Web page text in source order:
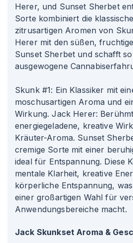
Herer, und Sunset Sherbet
Sorte kombiniert die
zitrusartigen Aromen von
Herer mit den süßen,
Sunset Sherbet und schafft
ausgewogene
Skunk #1: Ein Klassiker mit
moschusartigen Aroma und
Wirkung. Jack Herer:
energiegeladene, kreative
Kräuter-Aroma. Sunset
cremige Sorte mit einer
ideal für Entspannung. Diese
mentale Klarheit, kreative
körperliche Entspannung,
einer großartigen Wahl für
Anwendungsbereiche macht.
Jack Skunkset Aroma &